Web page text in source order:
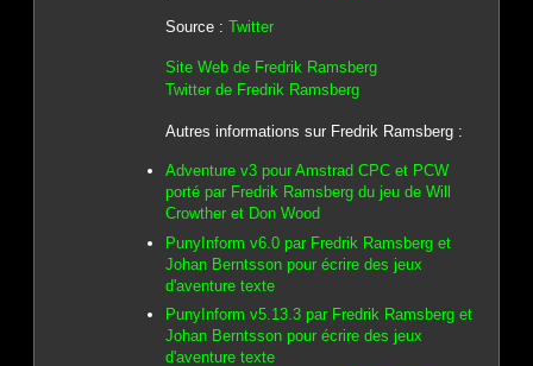
Source : Twitter
Site Web de Fredrik Ramsberg
Twitter de Fredrik Ramsberg
Autres informations sur Fredrik Ramsberg :
Adventure v3 pour Amstrad CPC et PCW
porté par Fredrik Ramsberg du jeu de Will
Crowther et Don Wood
PunyInform v6.0 par Fredrik Ramsberg et
Johan Berntsson pour écrire des jeux
d'aventure texte
PunyInform v5.13.3 par Fredrik Ramsberg et
Johan Berntsson pour écrire des jeux
d'aventure texte